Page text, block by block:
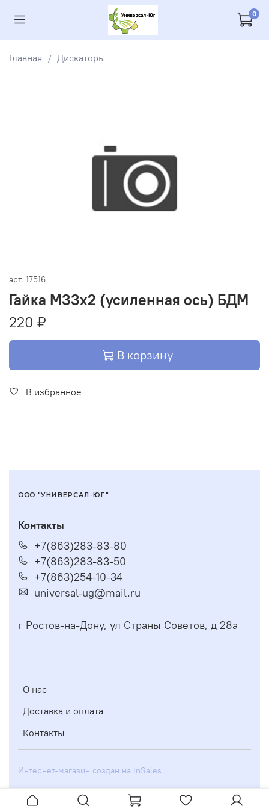
0
Главная Дискаторы
арт. 17516
Гайка М33х2 (усиленная ось) БДМ
220 ₽
В корзину
В избранное
ООО "УНИВЕРСАЛ-ЮГ"
О нас
Доставка и оплата
Контакты
Контакты
+7(863)283-83-80
+7(863)283-83-50
+7(863)254-10-34
universal-ug@mail.ru
г Ростов-на-Дону, ул Страны Советов, д 28а
Интернет-магазин создан на inSales